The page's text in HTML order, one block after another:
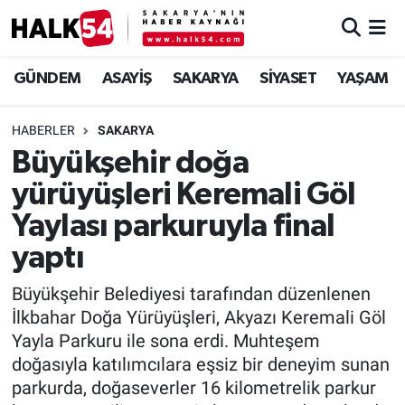
GÜNDEM ASAYİŞ SAKARYA SİYASET YAŞAM
HABERLER SAKARYA
Büyükşehir doğa
yürüyüşleri Keremali Göl
Yaylası parkuruyla final
yaptı
Büyükşehir Belediyesi tarafından düzenlenen
İlkbahar Doğa Yürüyüşleri, Akyazı Keremali Göl
Yayla Parkuru ile sona erdi. Muhteşem
doğasıyla katılımcılara eşsiz bir deneyim sunan
parkurda, doğaseverler 16 kilometrelik parkur
GÜNDEM
YAŞAM
SAKARYA
SİYASET
EKONOMİ
SOKAK RÖPORTAJLARI
SPOR
Adapazarı Nöbetçi Eczaneler
Adapazarı Trafik Yoğunluk Haritası
Süper Lig Puan Durumu ve Fikstür
Tüm Manşetler
Son Dakika Haberleri
Haber Arşivi